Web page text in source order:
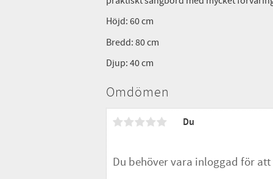
Höjd: 60 cm
Bredd: 80 cm
Djup: 40 cm
Omdömen
Du